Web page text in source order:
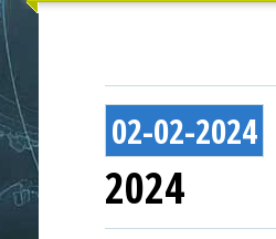
02-02-2024
2024